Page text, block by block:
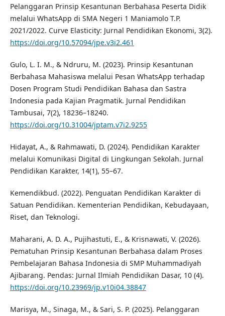
Pelanggaran Prinsip Kesantunan Berbahasa Peserta Didik
melalui WhatsApp di SMA Negeri 1 Maniamolo T.P.
2021/2022. Curve Elasticity: Jurnal Pendidikan Ekonomi, 3(2).
https://doi.org/10.57094/jpe.v3i2.461
Gulo, L. I. M., & Ndruru, M. (2023). Prinsip Kesantunan
Berbahasa Mahasiswa melalui Pesan WhatsApp terhadap
Dosen Program Studi Pendidikan Bahasa dan Sastra
Indonesia pada Kajian Pragmatik. Jurnal Pendidikan
Tambusai, 7(2), 18236–18240.
https://doi.org/10.31004/jptam.v7i2.9255
Hidayat, A., & Rahmawati, D. (2024). Pendidikan Karakter
melalui Komunikasi Digital di Lingkungan Sekolah. Jurnal
Pendidikan Karakter, 14(1), 55–67.
Kemendikbud. (2022). Penguatan Pendidikan Karakter di
Satuan Pendidikan. Kementerian Pendidikan, Kebudayaan,
Riset, dan Teknologi.
Maharani, A. D. A., Pujihastuti, E., & Krisnawati, V. (2026).
Pematuhan Prinsip Kesantunan Berbahasa dalam Proses
Pembelajaran Bahasa Indonesia di SMP Muhammadiyah
Ajibarang. Pendas: Jurnal Ilmiah Pendidikan Dasar, 10 (4).
https://doi.org/10.23969/jp.v10i04.38847
Marisya, M., Sinaga, M., & Sari, S. P. (2025). Pelanggaran